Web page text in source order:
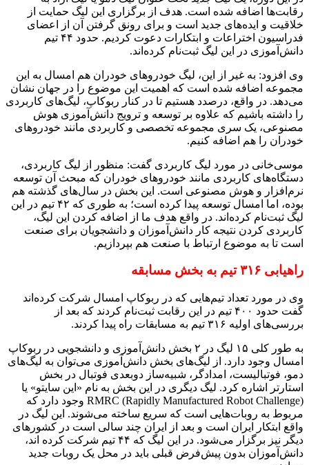
رقابت‌ها اضافه شده است. هدف از برگزاری این لیگ حمایت از
خلاقیت و ایده‌های جدید است و برای رونق گرفتن آن از اعضای
فدراسیون اختراعات و ابتکارات دعوت کردیم. حدود ۴۴ تیم
دانش‌آموزی در این لیگ ثبت‌نام کرده‌اند.
وی افزود: به غیر از این، لیگ خودروهای خودران هم امسال به این
مجموعه اضافه شده است که اهمیت این موضوع را در جهان نشان
می‌دهد. در واقع، درصدد هستیم تا در کنار ربوکاپ، لیگ‌های کاربردی
را داشته باشیم که علاوه بر توسعه و ترویج دانش‌آموزی هوش
مصنوعی، یک سری مجموعه تخصصی و کاربردی مانند خودروهای
خودران را هم اضافه کنیم.
موسی‌خانی در مورد لیگ کاربردی گفت: منظور از لیگ کاربردی،
دستگاه‌های کاربردی مانند خودروهای خودران که مبحث آن توسعه
نرم‌افزار و هوش مصنوعی است. این بخش در سال‌های گذشته هم
بوده، اما امسال توسعه پیدا کرده است؛ به طوری که ۴۲ تیم در این
لیگ ثبت‌نام کرده‌اند. در واقع هدف ما از اضافه کردن این لیگ،
کاربردی کردن نتیجه کار دانش‌آموزان و دانشجویان برای صنعت
است تا به موضوع ارتباط با صنعت هم بپردازیم.
راهیابی ۳۱۶ تیم به بخش مسابقه
وی در مورد تعداد تیم‌هایی که در ربوکاپ امسال شرکت کرده‌اند
گفت حدود ۴۰۰ تیم در این رقابت ثبت‌نام کردند که بعد از
بررسی‌های اولیه ۳۱۶ تیم به مسابقات راه پیدا کردند.
به طور کلی ۱۵ لیگ در ۲ بخش دانش‌آموزی و دانشجویی در ربوکاپ
امسال وجود دارد. از لیگ‌های بخش دانش‌آموزی می‌توان به لیگ‌های
دمو، فوتبالیست، امدادگر، شبیه‌ساز دوبعدی فوتبال در بخش
استارتر اشاره کرد. لیگ دیگری در این بخش به نام «این سایتو» یا
RMRC (Rapidly Manufactured Robot Challenge) وجود دارد که
مربوط به روبات‌هایی است که سریع ساخته می‌شوند. این لیگ در
واقع ابتکار ایران است و بعد از ایران چند سالی است در کشورهای
دیگر نیز برگزار می‌شود. در این لیگ که ۴۴ تیم شرکت کرده اند،
دانش‌آموزان بدون پیش‌فرض قبلی باید در محل یک روبات جدید